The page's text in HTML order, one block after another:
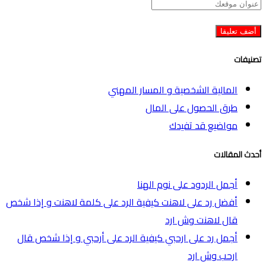
تصنيفات
المالية الشخصية و المسار المهني
طرق الحصول على المال
مواضيع قد تفيدك
أحدث المقالات
أجمل الردود على نوم الهنا
أفضل رد على لاهنت كيفية الرد على كلمة لاهنت و إذا شخص
قال لاهنت وش ارد
أجمل رد على ارحبي كيفية الرد على أرحبي و إذا شخص قال
ارحب وش ارد